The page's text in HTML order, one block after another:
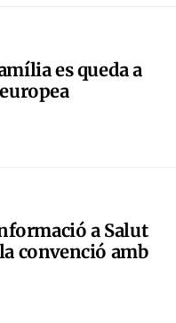
es queda a
a Salut
convenció amb